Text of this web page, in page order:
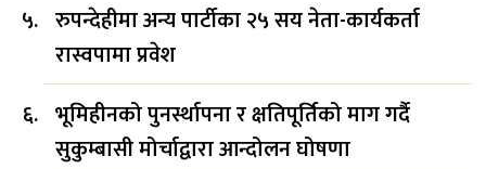
रुपन्देहीमा अन्य पार्टीका २५ सय नेता-कार्यकर्ता
रास्वपामा प्रवेश
भूमिहीनको पुनर्स्थापना र क्षतिपूर्तिको माग गर्दै
सुकुम्बासी मोर्चाद्वारा आन्दोलन घोषणा